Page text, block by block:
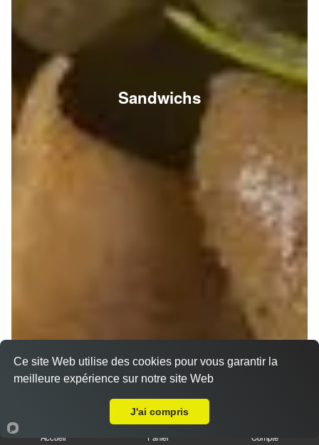
Sandwichs
Accueil Panier Compte
Ce site Web utilise des cookies pour vous garantir la
meilleure expérience sur notre site Web
J'ai compris